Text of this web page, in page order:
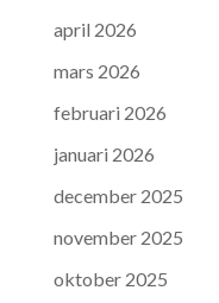
april 2026
mars 2026
februari 2026
januari 2026
december 2025
november 2025
oktober 2025